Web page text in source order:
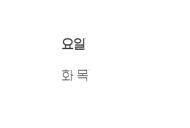
요일
화 목